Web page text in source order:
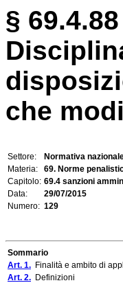
§
che
Settore:
Normativa
Materia:
69. Norme
Capitolo: 69.4 sanzioni
Data:
29/07/2015
Numero: 129
Sommario
Art. 1. Finalità e ambito di
Art. 2. Definizioni